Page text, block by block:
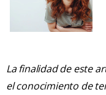
La finalidad de este
el conocimiento de